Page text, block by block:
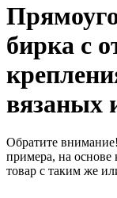
бирка с
вязаных
Обратите
примера, на основе
товар с таким же